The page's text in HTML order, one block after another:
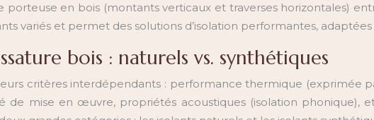
en bois (montants verticaux et traverses horizontales)
variés et permet des solutions d’isolation performantes,
bois : naturels vs. synthétiques
critères interdépendants : performance thermique (exprimée
de mise en œuvre, propriétés acoustiques (isolation phonique),